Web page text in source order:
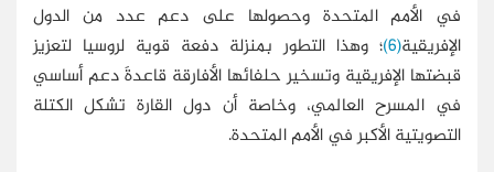
في الأمم المتحدة وحصولها على دعم عدد من الدول
الإفريقية(6) ؛ وهذا التطور بمنزلة دفعة قوية لروسيا لتعزيز
قبضتها الإفريقية وتسخير حلفائها الأفارقة قاعدةَ دعم أساسي
في المسرح العالمي، وخاصة أن دول القارة تشكل الكتلة
التصويتية الأكبر في الأمم المتحدة.